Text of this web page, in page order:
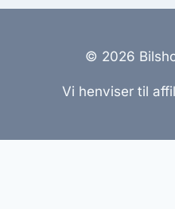
4,999.00
pris
© 2026
Vi henviser til